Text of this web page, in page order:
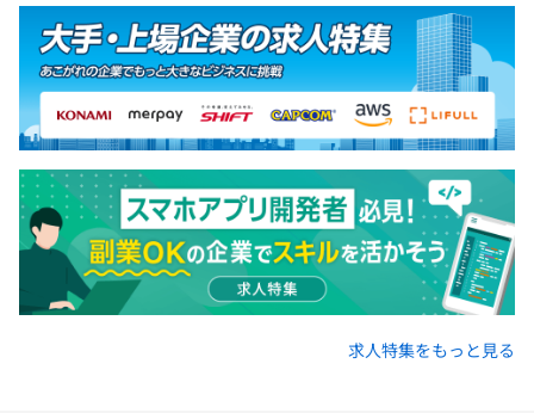
求人特集をもっと見る